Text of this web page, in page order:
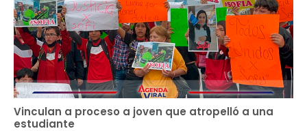
Vinculan a proceso a joven que atropelló a una
estudiante